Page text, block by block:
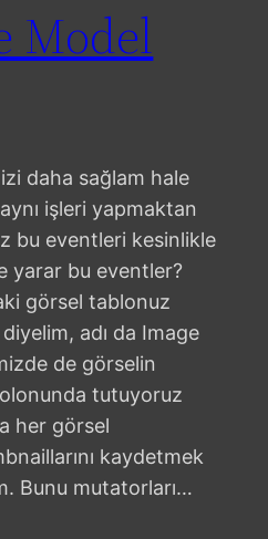
Model
daha sağlam hale
işleri yapmaktan
bu eventleri kesinlikle
yarar bu eventler?
görsel tablonuz
adı da Image
de görselin
tutuyoruz
her görsel
kaydetmek
Bunu mutatorları…